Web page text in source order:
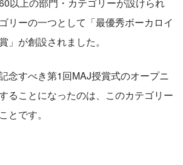
リーの一つとして「最優秀ボーカロイ
」が創設されました。
念すべき第1回MAJ授賞式のオープニ
ることになったのは、このカテゴリー
とです。